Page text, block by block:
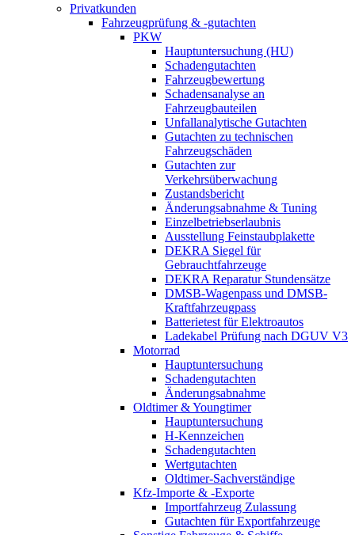
Privatkunden
Fahrzeugprüfung & -gutachten
PKW
Hauptuntersuchung (HU)
Schadengutachten
Fahrzeugbewertung
Schadensanalyse an
Fahrzeugbauteilen
Unfallanalytische Gutachten
Gutachten zu technischen
Fahrzeugschäden
Gutachten zur
Verkehrsüberwachung
Zustandsbericht
Änderungsabnahme & Tuning
Einzelbetriebserlaubnis
Ausstellung Feinstaubplakette
DEKRA Siegel für
Gebrauchtfahrzeuge
DEKRA Reparatur Stundensätze
DMSB-Wagenpass und DMSB-
Kraftfahrzeugpass
Batterietest für Elektroautos
Ladekabel Prüfung nach DGUV V3
Motorrad
Hauptuntersuchung
Schadengutachten
Änderungsabnahme
Oldtimer & Youngtimer
Hauptuntersuchung
H-Kennzeichen
Schadengutachten
Wertgutachten
Oldtimer-Sachverständige
Kfz-Importe & -Exporte
Importfahrzeug Zulassung
Gutachten für Exportfahrzeuge